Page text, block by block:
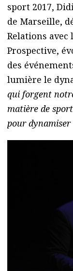
sport 2017,
de Marseille,
Relations avec
Prospective,
des
lumière le
qui forgent
matière de
pour dynamiser